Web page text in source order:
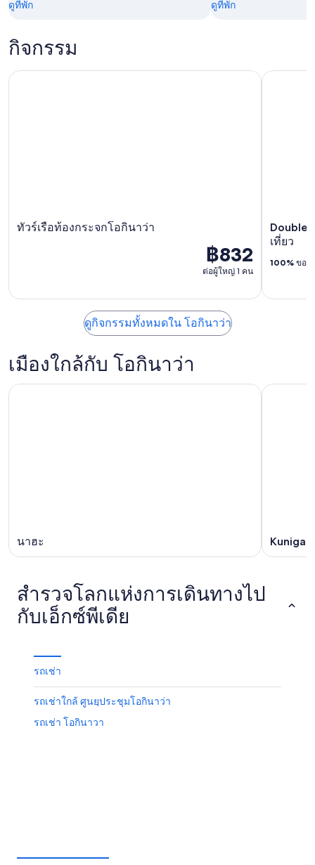
ดูที่พัก ดูที่พัก
กิจกรรม
ทัวร์เรือท้องกระจกโอกินาว่า
฿832
ต่อผู้ใหญ่ 1 คน
ทัวร์เรือท้องกระจกโอกินาว่า
Double-
เที่ยว
100% ของ
Double-
ดูกิจกรรมทั้งหมดใน โอกินาว่า
เมืองใกล้กับ โอกินาว่า
นาฮะ
สำรวจโลกแห่งการเดินทางไป
กับเอ็กซ์พีเดีย
รถเช่า
รถเช่าใกล้ ศูนยฺประชุมโอกินาว่า
รถเช่า โอกินาวา